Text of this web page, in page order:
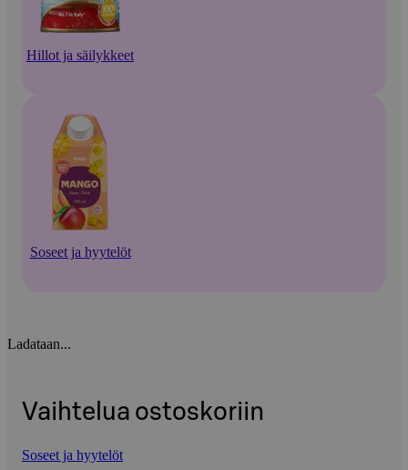
Hillot ja säilykkeet
Soseet ja hyytelöt
Ladataan...
Vaihtelua ostoskoriin
Soseet ja hyytelöt